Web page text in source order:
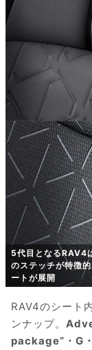
5代目となるRAV4
のステッチが特徴
ートが展開
RAV4のシート
ンナップ。
package”・G